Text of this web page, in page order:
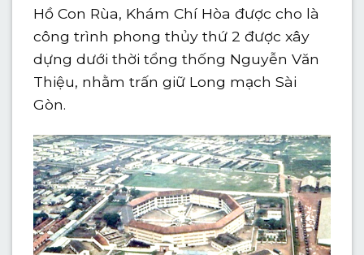
Hồ Con Rùa, Khám Chí Hòa được cho là
công trình phong thủy thứ 2 được xây
dựng dưới thời tổng thống Nguyễn Văn
Thiệu, nhằm trấn giữ Long mạch Sài
Gòn.